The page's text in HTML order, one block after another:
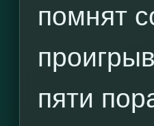
помнят
пяти